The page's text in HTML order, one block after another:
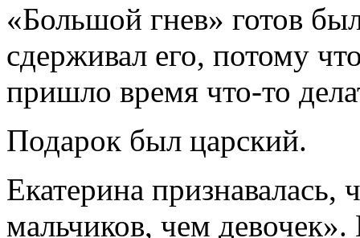
«Большой гнев» готов
сдерживал его, потому
пришло время что-то
Подарок был царский.
Екатерина признавалась,
мальчиков, чем